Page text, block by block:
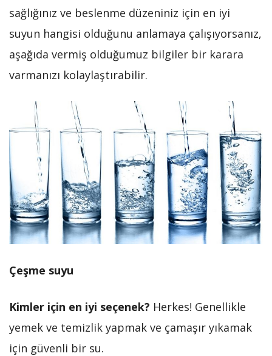
sağlığınız ve beslenme düzeniniz için en iyi
suyun hangisi olduğunu anlamaya çalışıyorsanız,
aşağıda vermiş olduğumuz bilgiler bir karara
varmanızı kolaylaştırabilir.
Çeşme suyu
Kimler için en iyi seçenek? Herkes! Genellikle
yemek ve temizlik yapmak ve çamaşır yıkamak
için güvenli bir su.